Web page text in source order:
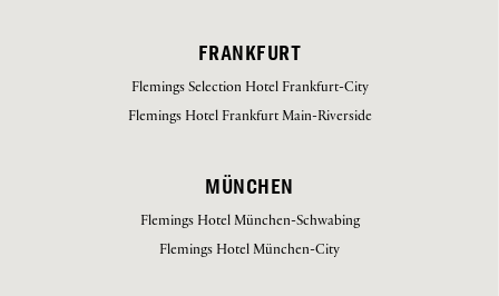
FRANKFURT
Flemings Selection Hotel Frankfurt-City
Flemings Hotel Frankfurt Main-Riverside
MÜNCHEN
Flemings Hotel München-Schwabing
Flemings Hotel München-City